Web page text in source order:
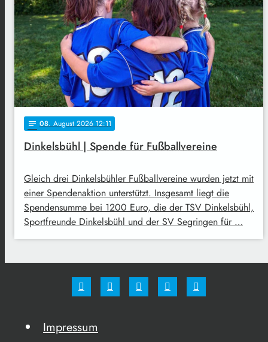
notes 08. August 2026 12:11
Dinkelsbühl | Spende für Fußballvereine
Gleich drei Dinkelsbühler Fußballvereine wurden jetzt mit
einer Spendenaktion unterstützt. Insgesamt liegt die
Spendensumme bei 1200 Euro, die der TSV Dinkelsbühl,
Sportfreunde Dinkelsbühl und der SV Segringen für …
Impressum